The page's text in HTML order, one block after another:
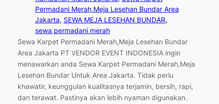
Permadani Merah,Meja Lesehan Bundar Area
Jakarta, SEWA MEJA LESEHAN BUNDAR
sewa permadani merah
Sewa Karpet Permadani Merah,Meja Lesehan Bundar
Area Jakarta PT VENDOR EVENT INDONESIA ingin
menawarkan anda Sewa Karpet Permadani Merah,Meja
Lesehan Bundar Untuk Area Jakarta. Tidak perlu
khawatir, keunggulan kualitasnya terjamin, bersih, rapi,
dan terawat. Pastinya akan lebih nyaman digunakan.